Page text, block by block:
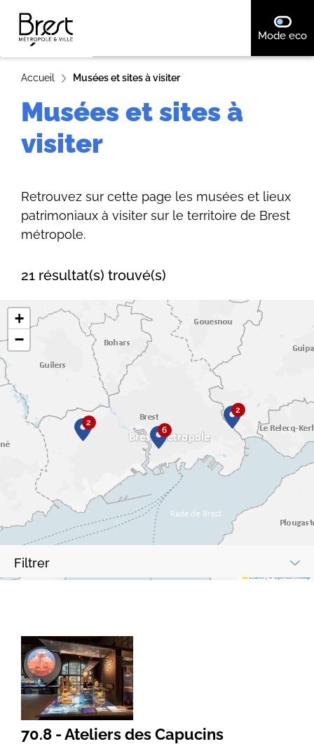
e
r
u
o
Mode eco
Accueil Musées et sites à visiter
Musées et sites à
visiter
Retrouvez sur cette page les musées et lieux
patrimoniaux à visiter sur le territoire de Brest
métropole.
Filtrer
21 résultat(s) trouvé(s)
70.8 - Ateliers des Capucins
2
2
6
+
−
Leaflet|© OpenStreetMap